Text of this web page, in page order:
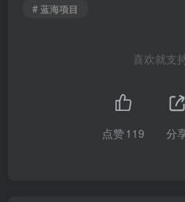
# 蓝海项目
喜欢就支
点赞119 分